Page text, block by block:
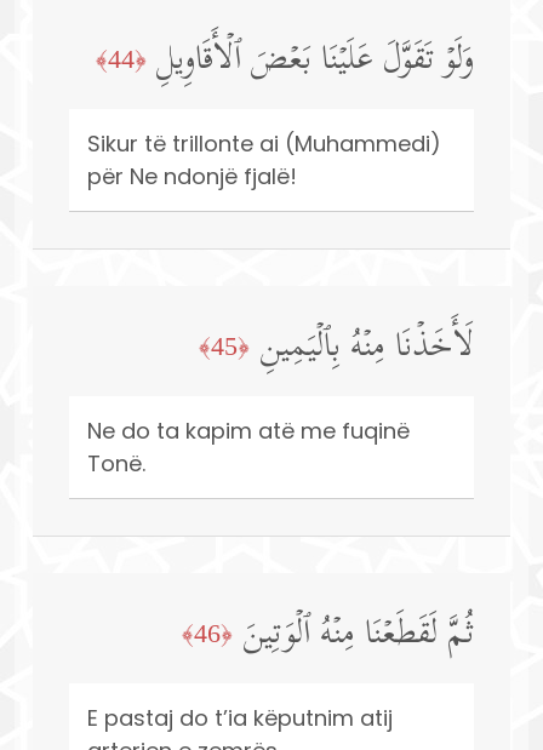
وَلَوۡ تَقَوَّلَ عَلَیۡنَا بَعۡضَ ٱلۡأَقَاوِیلِ ﴿44﴾
Sikur të trillonte ai (Muhammedi)
për Ne ndonjë fjalë!
لَأَخَذۡنَا مِنۡهُ بِٱلۡیَمِینِ ﴿45﴾
Ne do ta kapim atë me fuqinë
Tonë.
ثُمَّ لَقَطَعۡنَا مِنۡهُ ٱلۡوَتِینَ ﴿46﴾
E pastaj do t’ia këputnim atij